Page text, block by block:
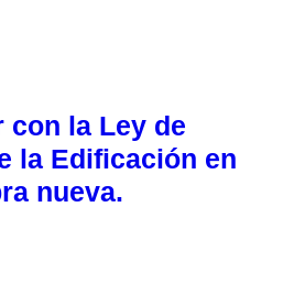
con la Ley de
la Edificación en
nueva.